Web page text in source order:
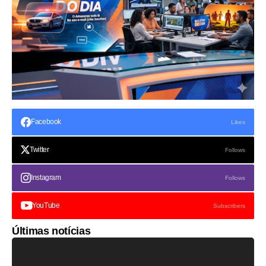
Facebook Likes
Twitter Follows
Instagram Follows
YouTube Subscribers
Últimas notícias